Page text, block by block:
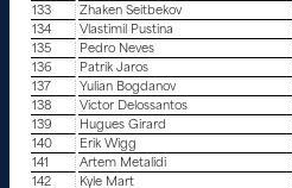
133
Zhaken Seitbekov
134
Vlastimil Pustina
135
Pedro Neves
136
Patrik Jaros
137
Yulian Bogdanov
138
Victor Delossantos
139
Hugues Girard
140
Erik Wigg
141
Artem Metalidi
142
Kyle Mart